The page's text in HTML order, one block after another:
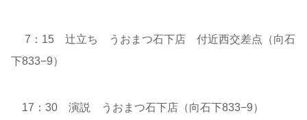
7：15 辻立ち うおまつ石下店 付近西交差点（向石
下833−9）
17：30 演説 うおまつ石下店（向石下833−9）